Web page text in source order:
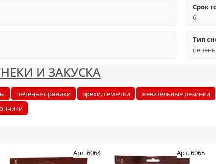
Срок
6
Тип
И ЗАКУСКА
печенье пряники орехи, семечки жевательные резинки
Арт. 6064 Арт. 6065